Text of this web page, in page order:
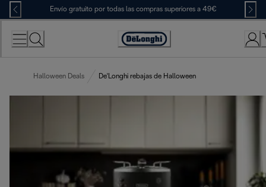
Skip
to
Content
Envío gratuito por todas las compras superiores a 49€
Accessibility
Halloween Deals De'Longhi rebajas de Halloween